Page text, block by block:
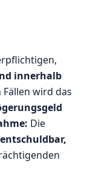
innerhalb
wird das
Die